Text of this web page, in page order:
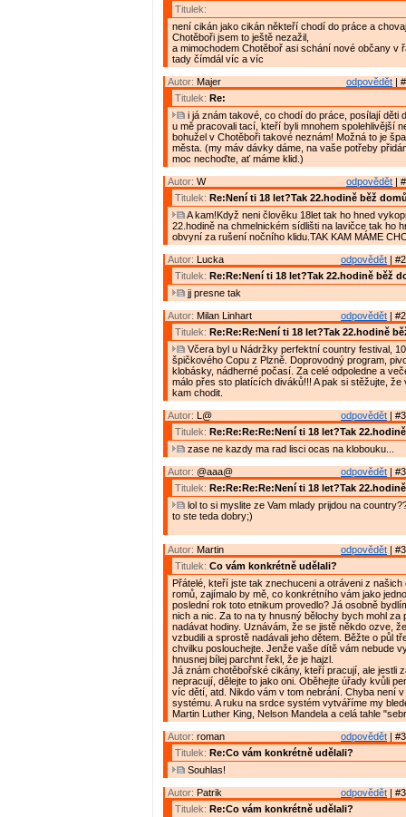
Titulek:
není cikán jako cikán někteří chodí do práce a
Chotěboři jsem to ještě nezažil,
a mimochodem Chotěboř asi schání nové občany v
tady čímdál víc a víc
odpovědět |
Autor: Majer
Titulek: Re:
i já znám takové, co chodí do práce, posílají děti
u mě pracovali tací, kteří byli mnohem spolehlivější
bohužel v Chotěboři takové neznám! Možná to je
města. (my máv dávky dáme, na vaše potřeby
moc nechoďte, ať máme klid.)
odpovědět |
Autor: W
Titulek: Re:Není ti 18 let?Tak 22.hodině běž
A kam!Když neni člověku 18let tak ho hned
22.hodině na chmelnickém sídlišti na lavičce tak ho
obvyní za rušení nočního klidu.TAK KAM MÁME
odpovědět |
Autor: Lucka
Titulek: Re:Re:Není ti 18 let?Tak 22.hodině běž
jj presne tak
odpovědět |
Autor: Milan Linhart
Titulek: Re:Re:Re:Není ti 18 let?Tak 22.hodině
Včera byl u Nádržky perfektní country festival,
špičkového Copu z Plzně. Doprovodný program,
klobásky, nádherné počasí. Za celé odpoledne a
málo přes sto platících diváků!!! A pak si stěžujte, že
kam chodit.
odpovědět |
Autor: L@
Titulek: Re:Re:Re:Re:Není ti 18 let?Tak
zase ne kazdy ma rad lisci ocas na klobouku...
odpovědět |
Autor: @aaa@
Titulek: Re:Re:Re:Re:Není ti 18 let?Tak
lol to si myslite ze Vam mlady prijdou na
to ste teda dobry;)
odpovědět |
Autor: Martin
Titulek: Co vám konkrétně udělali?
Přátelé, kteří jste tak znechuceni a otráveni z
romů, zajímalo by mě, co konkrétního vám jako
poslední rok toto etnikum provedlo? Já osobně
nich a nic. Za to na ty hnusný bělochy bych mohl za
nadávat hodiny. Uznávám, že se jistě někdo ozve,
vzbudili a sprostě nadávali jeho dětem. Běžte o půl
chvilku poslouchejte. Jenže vaše dítě vám nebude
hnusnej bílej parchnt řekl, že je hajzl.
Já znám chotěbořské cikány, kteří pracují, ale jestli
nepracují, dělejte to jako oni. Oběhejte úřady kvůli
víc dětí, atd. Nikdo vám v tom nebrání. Chyba není v
systému. A ruku na srdce systém vytváříme my
Martin Luther King, Nelson Mandela a celá tahle
odpovědět |
Autor: roman
Titulek: Re:Co vám konkrétně udělali?
Souhlas!
odpovědět |
Autor: Patrik
Titulek: Re:Co vám konkrétně udělali?